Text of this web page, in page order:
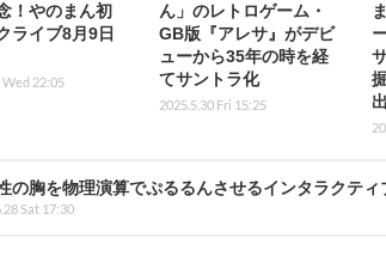
！やのまん初
ライブ8月9日
Wed 22:05
ん」のレトロゲーム・
GB版『アレサ』がデビ
ューから35年の時を経
てサントラ化
2025.5.30 Fri 15:25
の胸を物理演算でぷるるんさせるインタラクテ
Sat 17:30